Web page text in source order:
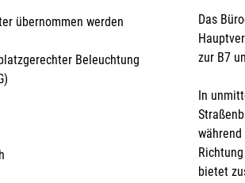
übernommen werden
Beleuchtung
Das
zur B7
In
bietet